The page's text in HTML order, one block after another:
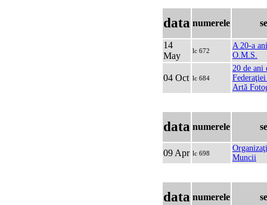
data numerele
14
May
lc 672
A 20-a
O.M.S.
04 Oct lc 684
20 de ani
Artă
data numerele
09 Apr lc 698
Muncii
data numerele